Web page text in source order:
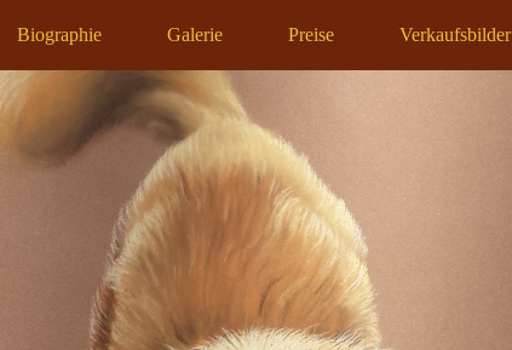
Biographie Galerie Preise Verkaufsbilder